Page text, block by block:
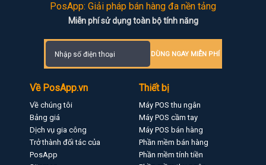
PosApp: Giải pháp bán hàng đa nền tảng
Miễn phí sử dụng toàn bộ tính năng
DÙNG NGAY MIỄN PHÍ
Về PosApp.vn
Về chúng tôi
Bảng giá
Dịch vụ gia công
Trở thành đối tác của
PosApp
Thiết bị
Máy POS thu ngân
Máy POS cầm tay
Máy POS bán hàng
Phần mềm bán hàng
Phần mềm tính tiền